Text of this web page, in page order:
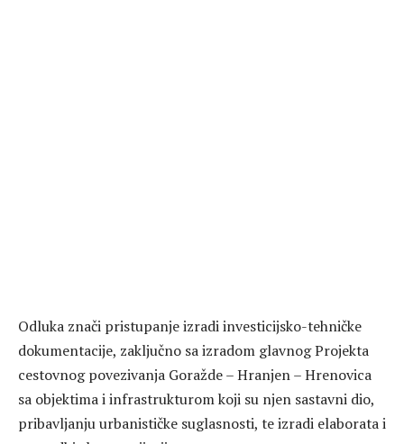
Odluka znači pristupanje izradi investicijsko-tehničke
dokumentacije, zaključno sa izradom glavnog Projekta
cestovnog povezivanja Goražde – Hranjen – Hrenovica
sa objektima i infrastrukturom koji su njen sastavni dio,
pribavljanju urbanističke suglasnosti, te izradi elaborata i